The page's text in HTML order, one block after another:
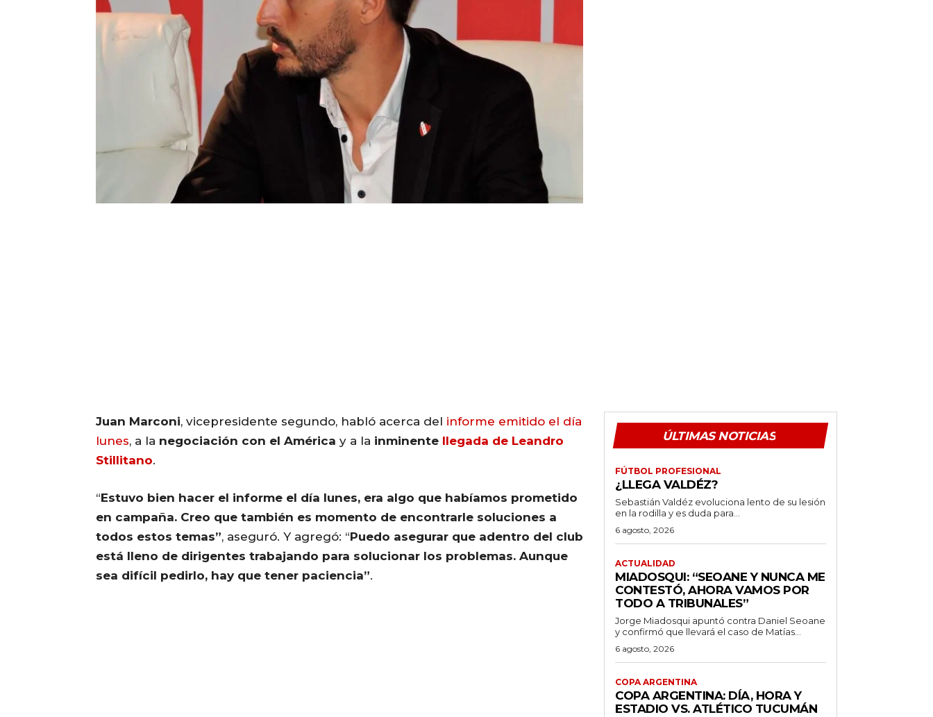
Juan Marconi, vicepresidente segundo, habló acerca del informe emitido el día
lunes, a la negociación con el América y a la inminente llegada de Leandro
Stillitano.
“Estuvo bien hacer el informe el día lunes, era algo que habíamos prometido
en campaña. Creo que también es momento de encontrarle soluciones a
todos estos temas”, aseguró. Y agregó: “Puedo asegurar que adentro del club
está lleno de dirigentes trabajando para solucionar los problemas. Aunque
sea difícil pedirlo, hay que tener paciencia”.
ÚLTIMAS NOTICIAS
FÚTBOL PROFESIONAL
¿LLEGA VALDÉZ?
Sebastián Valdéz evoluciona lento de su lesión
en la rodilla y es duda para...
6 agosto, 2026
ACTUALIDAD
MIADOSQUI: “SEOANE Y NUNCA ME
CONTESTÓ, AHORA VAMOS POR
TODO A TRIBUNALES”
Jorge Miadosqui apuntó contra Daniel Seoane
y confirmó que llevará el caso de Matías...
6 agosto, 2026
COPA ARGENTINA
COPA ARGENTINA: DÍA, HORA Y
ESTADIO VS. ATLÉTICO TUCUMÁN